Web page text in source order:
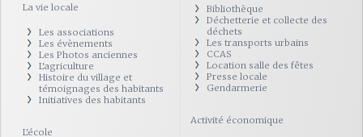
La vie locale
Les associations
Les évènements
Les Photos anciennes
L'agriculture
Histoire du village et
témoignages des habitants
Initiatives des habitants
L'école
Bibliothèque
Déchetterie et collecte des
déchets
Les transports urbains
CCAS
Location salle des fêtes
Presse locale
Gendarmerie
Activité économique